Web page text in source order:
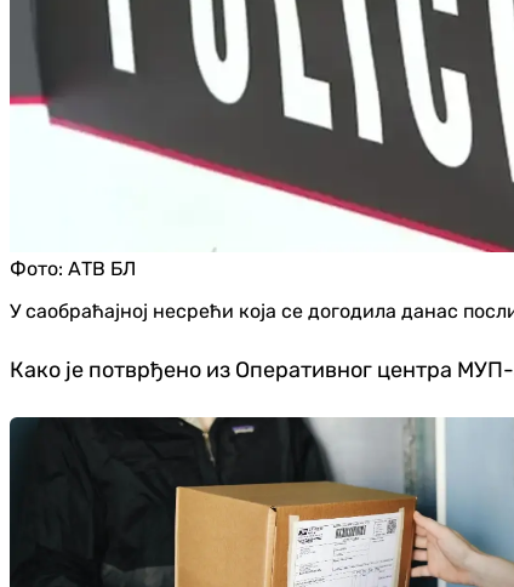
Фото: АТВ БЛ
У саобраћајној несрећи која се догодила данас
Како је потврђено из Оперативног центра